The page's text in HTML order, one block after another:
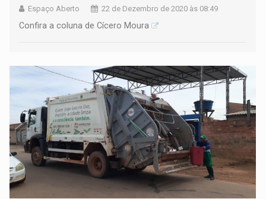
Espaço Aberto 22 de Dezembro de 2020 às 08:49
Confira a coluna de Cícero Moura